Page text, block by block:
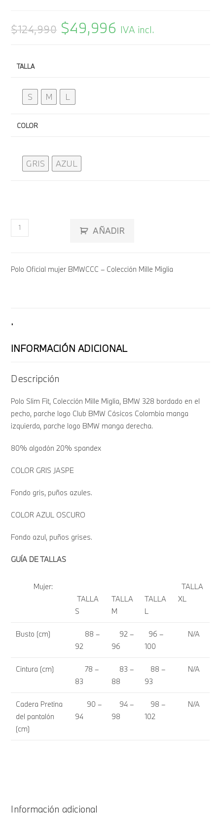
$124,990 $49,996 IVA incl.
TALLA
S M L
COLOR
GRIS AZUL
AÑADIR
Polo Oficial mujer BMWCCC – Colección Mille Miglia
.
INFORMACIÓN ADICIONAL
Descripción
Polo Slim Fit, Colección Mille Miglia, BMW 328 bordado en el
pecho, parche logo Club BMW Cásicos Colombia manga
izquierda, parche logo BMW manga derecha.
80% algodón 20% spandex
COLOR GRIS JASPE
Fondo gris, puños azules.
COLOR AZUL OSCURO
Fondo azul, puños grises.
GUÍA DE TALLAS
Mujer:
TALLA
S
TALLA
M
TALLA
L
TALLA
XL
Busto (cm)
88 –
92
92 –
96
96 –
100
N/A
Cintura (cm)
78 –
83
83 –
88
88 –
93
N/A
Cadera Pretina
del pantalón
(cm)
90 –
94
94 –
98
98 –
102
N/A
Información adicional